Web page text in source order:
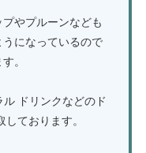
やプルーンなども
になっているので
。
ドリンクなどのド
ております。